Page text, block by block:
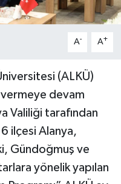
A- A+
(ALKÜ)
devam
Valiliği tarafından
ilçesi Alanya,
Gündoğmuş ve
yönelik yapılan